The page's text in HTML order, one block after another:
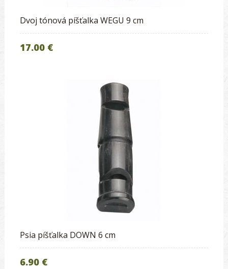
Dvoj tónová píšťalka WEGU 9 cm
17.00 €
Psia píšťalka DOWN 6 cm
6.90 €